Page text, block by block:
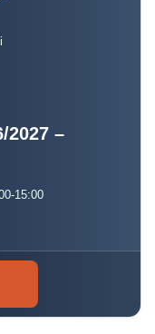
2027 –
15:00